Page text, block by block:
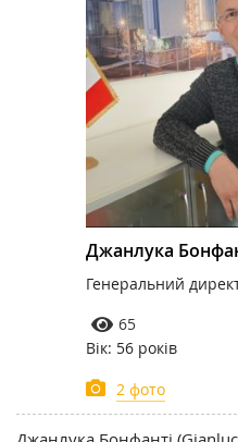
Джанлука
Генеральний
65
Вік: 56 років
2 фото